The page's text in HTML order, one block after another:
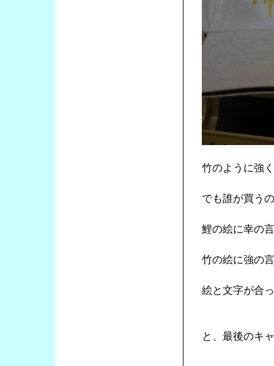
竹のように強
でも誰が買う
鯉の絵に幸の
竹の絵に強の
絵と文字が合
と、最後のキ